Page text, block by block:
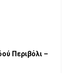
Περιβόλι –